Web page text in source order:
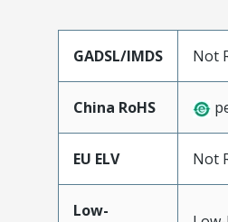
GADSL/IMDS Not
China RoHS
EU ELV Not
Low-